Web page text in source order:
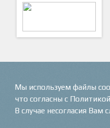
Мы используем файлы
что согласны с
В случае несогласия Вам